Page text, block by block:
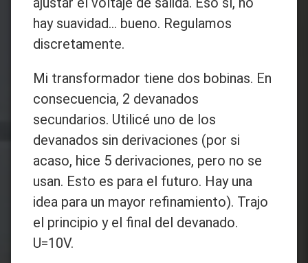
hay suavidad... bueno. Regulamos
discretamente.
Mi transformador tiene dos bobinas. En
consecuencia, 2 devanados
secundarios. Utilicé uno de los
devanados sin derivaciones (por si
acaso, hice 5 derivaciones, pero no se
usan. Esto es para el futuro. Hay una
idea para un mayor refinamiento). Trajo
el principio y el final del devanado.
U=10V.